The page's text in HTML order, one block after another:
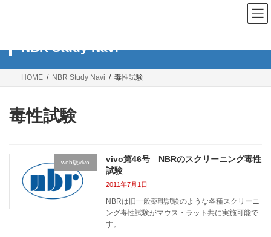
ツ
ス
シ
ン
NBR Study Navi
HOME NBR Study Navi 毒性試験
毒性試験
web版vivo
vivo第46号 NBRのスクリーニング毒性
試験
2011年7月1日
NBRは旧一般薬理試験のような各種スクリーニ
ング毒性試験がマウス・ラット共に実施可能で
す。